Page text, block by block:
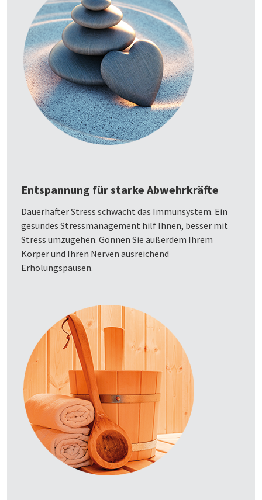
Entspannung für starke Abwehrkräfte
Dauerhafter Stress schwächt das Immunsystem. Ein
gesundes Stressmanagement hilf Ihnen, besser mit
Stress umzugehen. Gönnen Sie außerdem Ihrem
Körper und Ihren Nerven ausreichend
Erholungspausen.